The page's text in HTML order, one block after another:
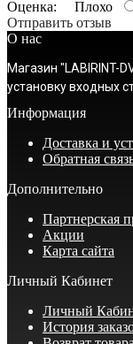
Оценка: Плохо
Отправить отзыв
О нас
Магазин "LABIRINT-
установку входных
Информация
Доставка и
Обратная
Дополнительно
Партнерская
Акции
Карта сайта
Личный Кабинет
Личный
История